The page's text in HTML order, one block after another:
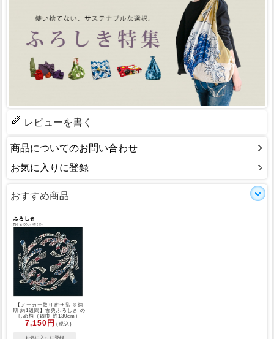
レビューを書く
商品についてのお問い合わせ
お気に入りに登録
おすすめ商品
【メーカー取り寄せ品 ※納
期 約1週間】古典ふろしき の
しめ柄（四巾 約130cm）
7,150円 (税込)